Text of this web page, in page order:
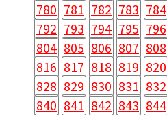
780 781 782 783 784
792 793 794 795 796
804 805 806 807 808
816 817 818 819 820
828 829 830 831 832
840 841 842 843 844